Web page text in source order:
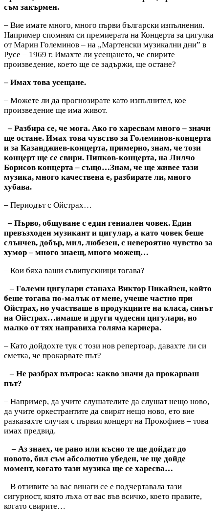
съм закърмен.
– Вие имате много, много първи български изпълнения.
Например спомням си премиерата на Концерта за цигулка
от Марин Големинов – на „Мартенски музикални дни” в
Русе – 1969 г. Имахте ли усещането, че свирите
произведение, което ще се задържи, ще остане?
– Имах това усещане.
– Можете ли да прогнозирате като изпълнител, кое
произведение ще има живот.
– Разбира се, че мога. Ако го харесвам много – значи
ще остане. Имах това чувство за Големинов-концерта
и за Казанджиев-концерта, примерно, знам, че този
концерт ще се свири. Пипков-концерта, на Лилчо
Борисов концерта – също…Знам, че ще живее тази
музика, много качествена е, разбирате ли, много
хубава.
– Периодът с Ойстрах…
– Първо, общуване с един гениален човек. Един
превъзходен музикант и цигулар, а като човек беше
слънчев, добър, мил, любезен, с невероятно чувство за
хумор – много знаещ, много можещ…
– Кои бяха ваши съвипускници тогава?
– Големи цигулари станаха Виктор Пикайзен, който
беше тогава по-малък от мене, учеше частно при
Ойстрах, но участваше в продукциите на класа, синът
на Ойстрах…имаше и други чудесни цигулари, но
малко от тях направиха голяма кариера.
– Като дойдохте тук с този нов репертоар, давахте ли си
сметка, че прокарвате път?
– Не разбрах въпроса: какво значи да прокарваш
път?
– Например, да учите слушателите да слушат нещо ново,
да учите оркестрантите да свирят нещо ново, ето вие
разказахте случая с първия концерт на Прокофиев – това
имах предвид.
– Аз знаех, че рано или късно те ще дойдат до
новото, бил съм абсолютно убеден, че ще дойде
момент, когато тази музика ще се харесва…
– В отзивите за вас винаги се е подчертавала тази
сигурност, която лъха от вас във всичко, което правите,
когато свирите…